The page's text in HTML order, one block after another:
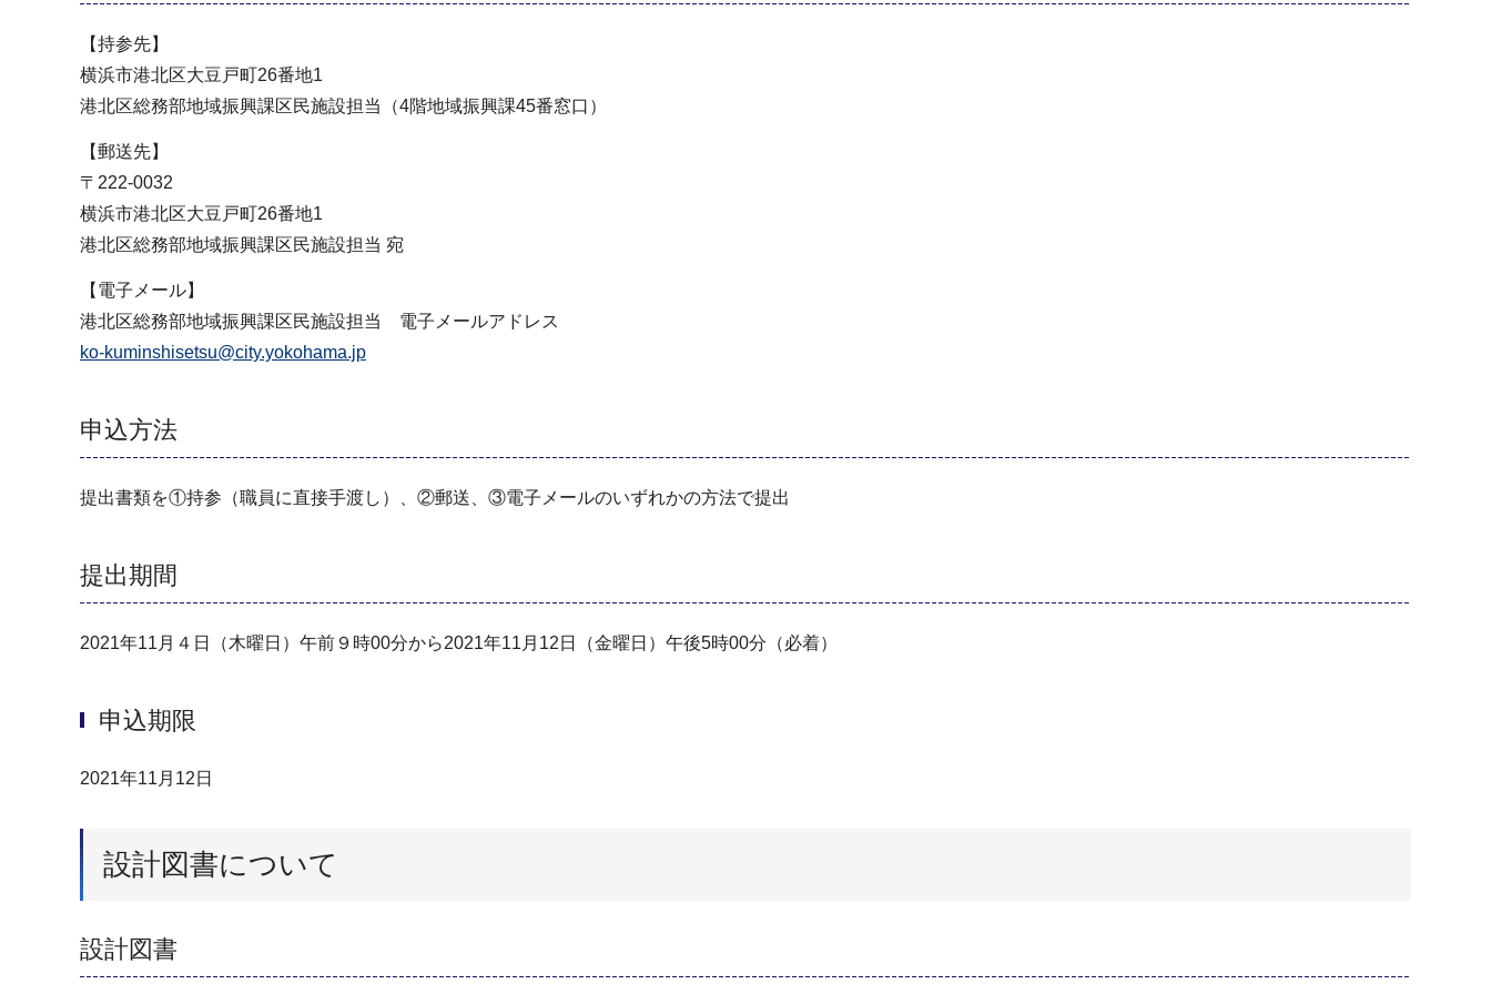
【持参先】
横浜市港北区大豆戸町26番地1
港北区総務部地域振興課区民施設担当（4階地域振興課45番窓口）
【郵送先】
〒222-0032
横浜市港北区大豆戸町26番地1
港北区総務部地域振興課区民施設担当 宛
【電子メール】
港北区総務部地域振興課区民施設担当 電子メールアドレス
ko-kuminshisetsu@city.yokohama.jp
申込方法
提出書類を①持参（職員に直接手渡し）、②郵送、③電子メールのいずれかの方法で提出
提出期間
2021年11月４日（木曜日）午前９時00分から2021年11月12日（金曜日）午後5時00分（必着）
申込期限
2021年11月12日
設計図書について
設計図書